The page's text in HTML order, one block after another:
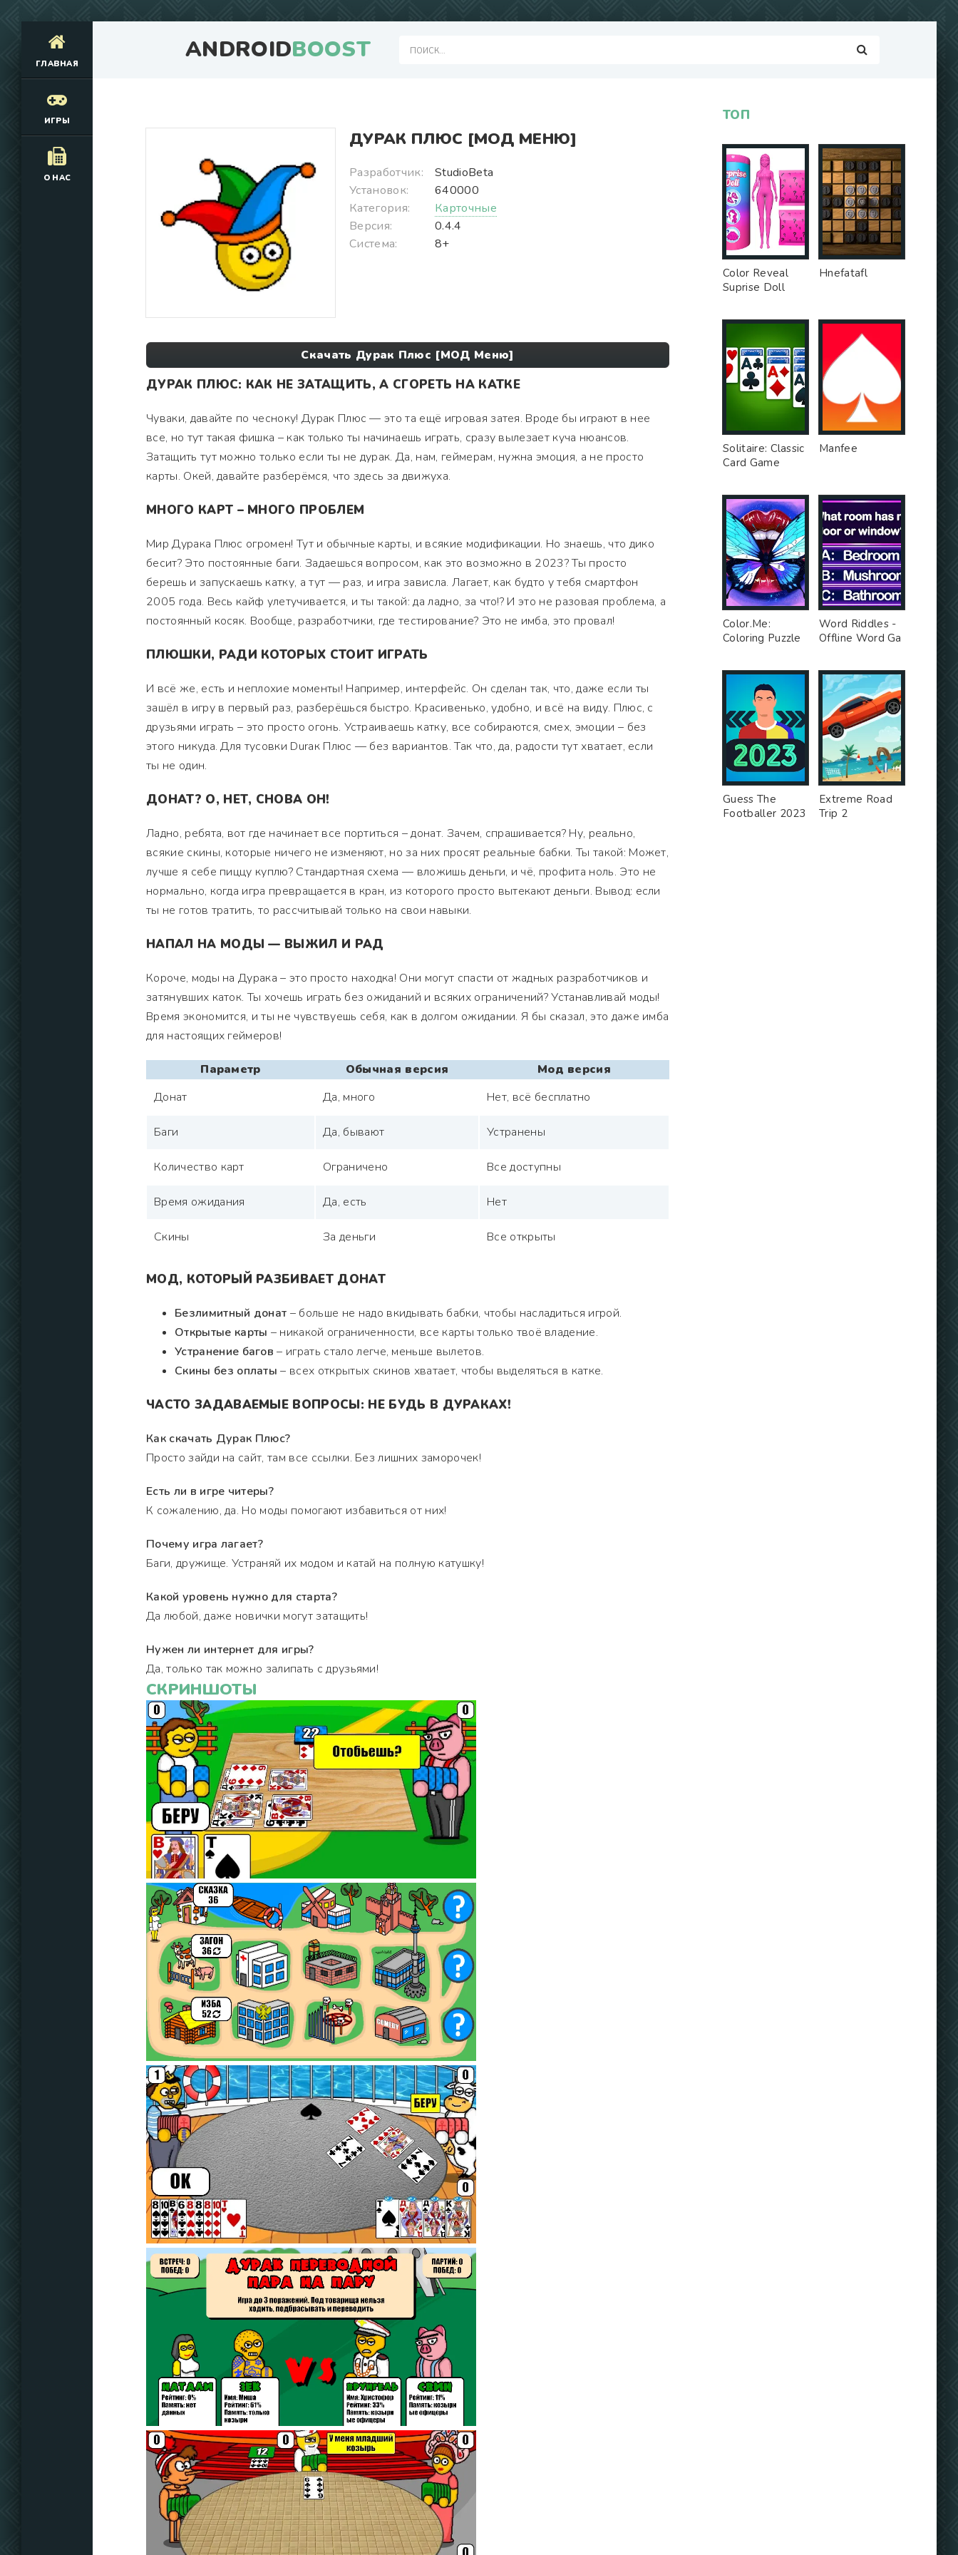
ANDROIDBOOST
ГЛАВНАЯ
ИГРЫ
О НАС
ДУРАК ПЛЮС [МОД МЕНЮ]
Разработчик:
StudioBeta
Установок:
640000
Категория:
Карточные
Версия:
0.4.4
Система:
8+
Скачать Дурак Плюс [МОД Меню]
ДУРАК ПЛЮС: КАК НЕ ЗАТАЩИТЬ, А СГОРЕТЬ НА КАТКЕ
Чуваки, давайте по чесноку! Дурак Плюс — это та ещё игровая затея. Вроде бы играют в нее
все, но тут такая фишка – как только ты начинаешь играть, сразу вылезает куча нюансов.
Затащить тут можно только если ты не дурак. Да, нам, геймерам, нужна эмоция, а не просто
карты. Окей, давайте разберёмся, что здесь за движуха.
МНОГО КАРТ – МНОГО ПРОБЛЕМ
Мир Дурака Плюс огромен! Тут и обычные карты, и всякие модификации. Но знаешь, что дико
бесит? Это постоянные баги. Задаешься вопросом, как это возможно в 2023? Ты просто
берешь и запускаешь катку, а тут — раз, и игра зависла. Лагает, как будто у тебя смартфон
2005 года. Весь кайф улетучивается, и ты такой: да ладно, за что!? И это не разовая проблема, а
постоянный косяк. Вообще, разработчики, где тестирование? Это не имба, это провал!
ПЛЮШКИ, РАДИ КОТОРЫХ СТОИТ ИГРАТЬ
И всё же, есть и неплохие моменты! Например, интерфейс. Он сделан так, что, даже если ты
зашёл в игру в первый раз, разберёшься быстро. Красивенько, удобно, и всё на виду. Плюс, с
друзьями играть – это просто огонь. Устраиваешь катку, все собираются, смех, эмоции – без
этого никуда. Для тусовки Duraк Плюс — без вариантов. Так что, да, радости тут хватает, если
ты не один.
ДОНАТ? О, НЕТ, СНОВА ОН!
Ладно, ребята, вот где начинает все портиться – донат. Зачем, спрашивается? Ну, реально,
всякие скины, которые ничего не изменяют, но за них просят реальные бабки. Ты такой: Может,
лучше я себе пиццу куплю? Стандартная схема — вложишь деньги, и чё, профита ноль. Это не
нормально, когда игра превращается в кран, из которого просто вытекают деньги. Вывод: если
ты не готов тратить, то рассчитывай только на свои навыки.
НАПАЛ НА МОДЫ — ВЫЖИЛ И РАД
Короче, моды на Дурака – это просто находка! Они могут спасти от жадных разработчиков и
затянувших каток. Ты хочешь играть без ожиданий и всяких ограничений? Устанавливай моды!
Время экономится, и ты не чувствуешь себя, как в долгом ожидании. Я бы сказал, это даже имба
для настоящих геймеров!
Параметр Обычная версия
Мод версия
Донат
Да, много Нет, всё бесплатно
Баги Да, бывают Устранены
Количество карт Ограничено Все доступны
Время ожидания Да, есть Нет
Скины За деньги Все открыты
МОД, КОТОРЫЙ РАЗБИВАЕТ ДОНАТ
Безлимитный донат – больше не надо вкидывать бабки, чтобы насладиться игрой.
Открытые карты – никакой ограниченности, все карты только твоё владение.
Устранение багов – играть стало легче, меньше вылетов.
Скины без оплаты – всех открытых скинов хватает, чтобы выделяться в катке.
ЧАСТО ЗАДАВАЕМЫЕ ВОПРОСЫ: НЕ БУДЬ В ДУРАКАХ!
Как скачать Дурак Плюс?
Просто зайди на сайт, там все ссылки. Без лишних заморочек!
Есть ли в игре читеры?
К сожалению, да. Но моды помогают избавиться от них!
Почему игра лагает?
Баги, дружище. Устраняй их модом и катай на полную катушку!
Какой уровень нужно для старта?
Да любой, даже новички могут затащить!
Нужен ли интернет для игры?
Да, только так можно залипать с друзьями!
СКРИНШОТЫ
ТОП
Color Reveal
Suprise Doll
Hnefatafl
Solitaire: Classic
Card Game
Manfee
Color.Me:
Coloring Puzzle
Word Riddles -
Offline Word Ga
Guess The
Footballer 2023
Extreme Road
Trip 2